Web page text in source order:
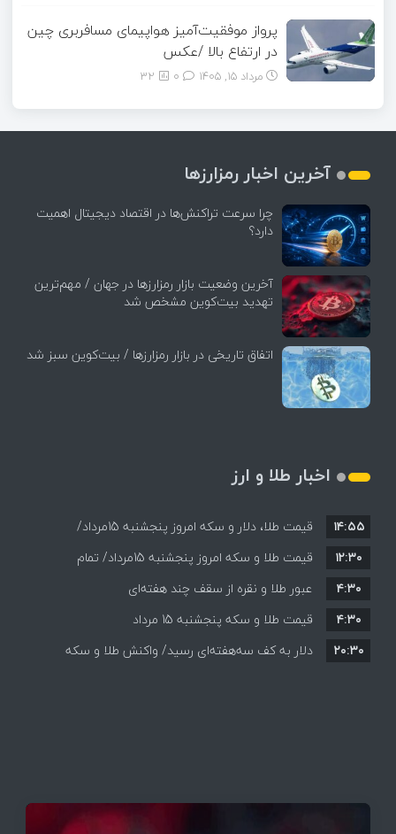
پرواز موفقیت‌آمیز هواپیمای مسافربری چین
در ارتفاع بالا /عکس
مرداد ۱۵, ۱۴۰۵ 32
آخرین اخبار رمزارزها
چرا سرعت تراکنش‌ها در اقتصاد دیجیتال اهمیت
دارد؟
آخرین وضعیت بازار رمزارزها در جهان / مهم‌ترین
تهدید بیت‌کوین مشخص شد
اتفاق تاریخی در بازار رمزارزها / بیت‌کوین سبز شد
اخبار طلا و ارز
قیمت طلا، دلار و سکه امروز پنجشنبه 15مرداد/
افزایش قیمت ها + جدول
۱۴:۵۵
قیمت طلا و سکه امروز پنجشنبه 15مرداد/ تمام
قیمت ها بر مدار افزایش + جدول
۱۲:۳۰
عبور طلا و نقره از سقف چند هفته‌ای
۴:۳۰
قیمت طلا و سکه پنجشنبه 15 مرداد
۴:۳۰
دلار به کف سه‌هفته‌ای رسید/ واکنش طلا و سکه
۲۰:۳۰